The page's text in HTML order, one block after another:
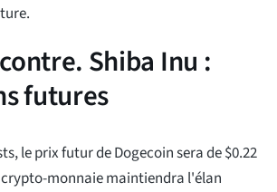
Shiba Inu :
futures
le prix futur de Dogecoin sera de $0.22
crypto-monnaie maintiendra l'élan